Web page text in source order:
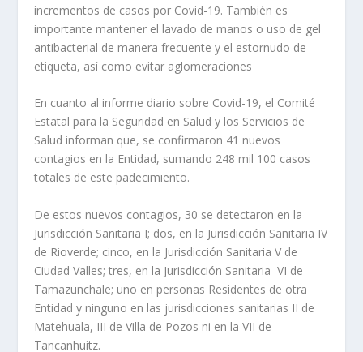
incrementos de casos por Covid-19. También es
importante mantener el lavado de manos o uso de gel
antibacterial de manera frecuente y el estornudo de
etiqueta, así como evitar aglomeraciones
En cuanto al informe diario sobre Covid-19, el Comité
Estatal para la Seguridad en Salud y los Servicios de
Salud informan que, se confirmaron 41 nuevos
contagios en la Entidad, sumando 248 mil 100 casos
totales de este padecimiento.
De estos nuevos contagios, 30 se detectaron en la
Jurisdicción Sanitaria I; dos, en la Jurisdicción Sanitaria IV
de Rioverde; cinco, en la Jurisdicción Sanitaria V de
Ciudad Valles; tres, en la Jurisdicción Sanitaria VI de
Tamazunchale; uno en personas Residentes de otra
Entidad y ninguno en las jurisdicciones sanitarias II de
Matehuala, III de Villa de Pozos ni en la VII de
Tancanhuitz.